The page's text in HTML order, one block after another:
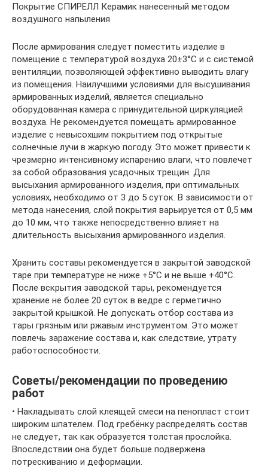
Покрытие СПИРЕЛЛ Керамик нанесенный методом
воздушного напыления
После армирования следует поместить изделие в
помещение с температурой воздуха 20±3°С и с системой
вентиляции, позволяющей эффективно выводить влагу
из помещения. Наилучшими условиями для высушивания
армированных изделий, является специально
оборудованная камера с принудительной циркуляцией
воздуха. Не рекомендуется помещать армированное
изделие с невысохшим покрытием под открытые
солнечные лучи в жаркую погоду. Это может привести к
чрезмерно интенсивному испарению влаги, что повлечет
за собой образования усадочных трещин. Для
высыхания армированного изделия, при оптимальных
условиях, необходимо от 3 до 5 суток. В зависимости от
метода нанесения, слой покрытия варьируется от 0,5 мм
до 10 мм, что также непосредственно влияет на
длительность высыхания армированного изделия.
Хранить составы рекомендуется в закрытой заводской
таре при температуре не ниже +5°С и не выше +40°С.
После вскрытия заводской тары, рекомендуется
хранение не более 20 суток в ведре с герметично
закрытой крышкой. Не допускать отбор состава из
тары грязным или ржавым инструментом. Это может
повлечь заражение состава и, как следствие, утрату
работоспособности.
Советы/рекомендации по проведению
работ
• Накладывать слой клеящей смеси на пенопласт стоит
широким шпателем. Под гребёнку распределять состав
не следует, так как образуется толстая прослойка.
Впоследствии она будет больше подвержена
потрескиванию и деформации.